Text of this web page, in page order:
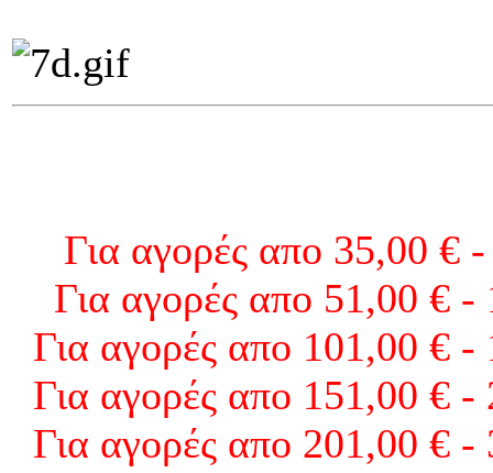
Για αγορές απο 35,00 €
Για αγορές απο 51,00 €
Για αγορές απο 101,00 €
Για αγορές απο 151,00 €
Για αγορές απο 201,00 €